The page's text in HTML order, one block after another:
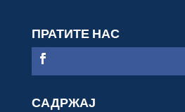
ПРАТИТЕ НАС
САДРЖАЈ